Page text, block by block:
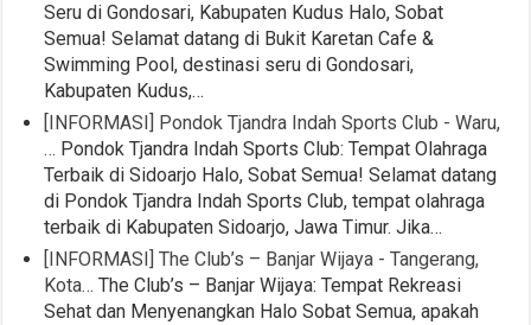
Seru di Gondosari, Kabupaten Kudus Halo, Sobat
Semua! Selamat datang di Bukit Karetan Cafe &
Swimming Pool, destinasi seru di Gondosari,
Kabupaten Kudus,…
[INFORMASI] Pondok Tjandra Indah Sports Club - Waru,
… Pondok Tjandra Indah Sports Club: Tempat Olahraga
Terbaik di Sidoarjo Halo, Sobat Semua! Selamat datang
di Pondok Tjandra Indah Sports Club, tempat olahraga
terbaik di Kabupaten Sidoarjo, Jawa Timur. Jika…
[INFORMASI] The Club’s – Banjar Wijaya - Tangerang,
Kota… The Club’s – Banjar Wijaya: Tempat Rekreasi
Sehat dan Menyenangkan Halo Sobat Semua, apakah